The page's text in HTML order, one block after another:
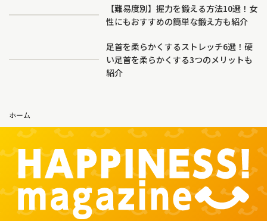
【難易度別】握力を鍛える方法10選！女
性にもおすすめの簡単な鍛え方も紹介
足首を柔らかくするストレッチ6選！硬
い足首を柔らかくする3つのメリットも
紹介
ホーム